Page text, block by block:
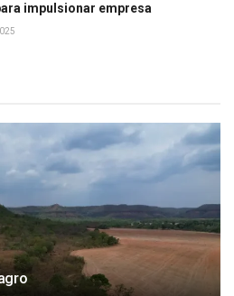
impulsionar empresa